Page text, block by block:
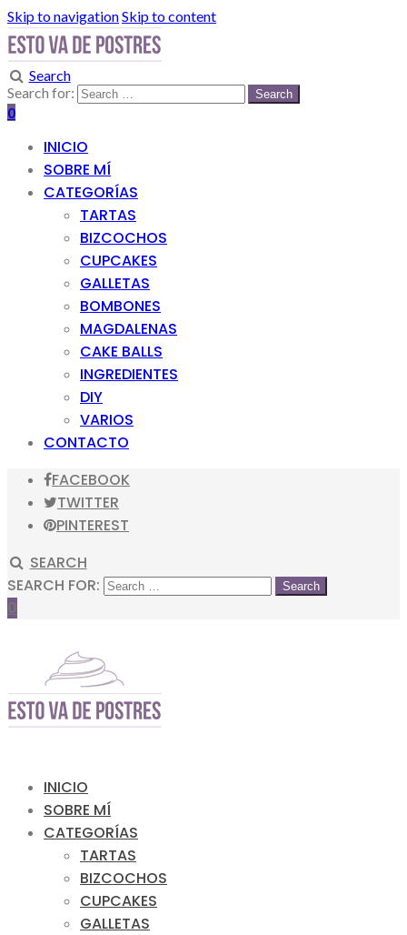
Skip to navigationSkip to content
Search
Search for:
0
INICIO
SOBRE MÍ
CATEGORÍAS
TARTAS
BIZCOCHOS
CUPCAKES
GALLETAS
BOMBONES
MAGDALENAS
CAKE BALLS
INGREDIENTES
DIY
VARIOS
CONTACTO
FACEBOOK
TWITTER
PINTEREST
SEARCH
SEARCH FOR:
0
INICIO
SOBRE MÍ
CATEGORÍAS
TARTAS
BIZCOCHOS
CUPCAKES
GALLETAS